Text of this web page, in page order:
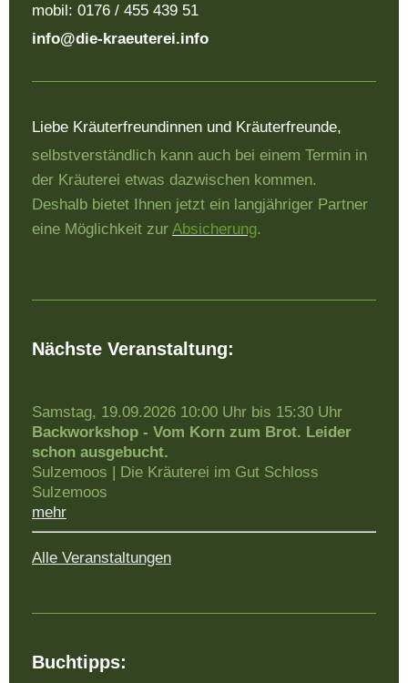
mobil: 0176 / 455 439 51
info@die-kraeuterei.info
Liebe Kräuterfreundinnen und Kräuterfreunde,
selbstverständlich kann auch bei einem Termin in
der Kräuterei etwas dazwischen kommen.
Deshalb bietet Ihnen jetzt ein langjähriger Partner
eine Möglichkeit zur Absicherung.
Nächste Veranstaltung:
Samstag, 19.09.2026 10:00 Uhr bis 15:30 Uhr
Backworkshop - Vom Korn zum Brot. Leider
schon ausgebucht.
Sulzemoos
Die Kräuterei im Gut Schloss
Sulzemoos
mehr
Alle Veranstaltungen
Buchtipps: